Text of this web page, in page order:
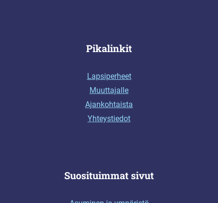
Pikalinkit
Lapsiperheet
Muuttajalle
Ajankohtaista
Yhteystiedot
Suosituimmat sivut